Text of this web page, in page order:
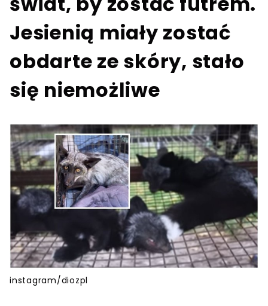
Jesienią miały zostać
obdarte ze skóry, stało
się niemożliwe
instagram/diozpl